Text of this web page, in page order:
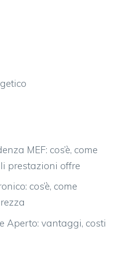
MEF: cos’è, come
prestazioni offre
cos’è, come
Aperto: vantaggi, costi